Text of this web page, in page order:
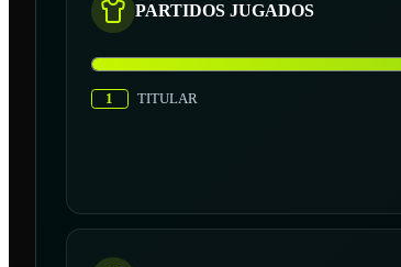
PARTIDOS JUGADOS
1 TITULAR